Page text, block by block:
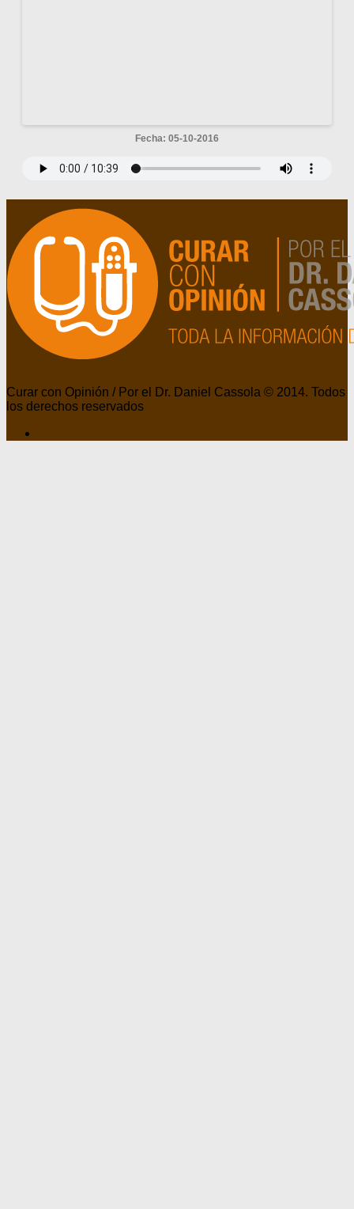
Fecha: 05-10-2016
Curar con Opinión / Por el Dr. Daniel Cassola © 2014. Todos
los derechos reservados